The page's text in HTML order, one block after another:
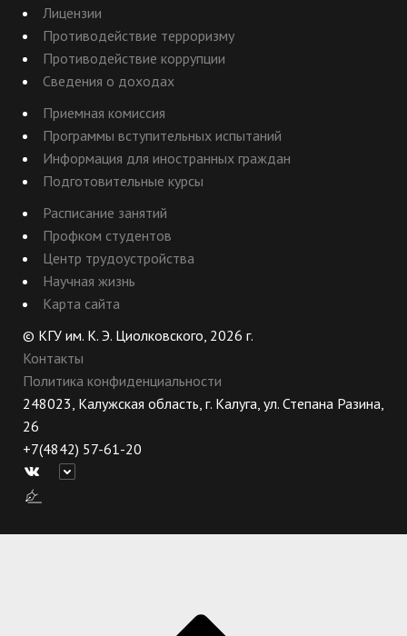
Лицензии
Противодействие терроризму
Противодействие коррупции
Сведения о доходах
Приемная комиссия
Программы вступительных испытаний
Информация для иностранных граждан
Подготовительные курсы
Расписание занятий
Профком студентов
Центр трудоустройства
Научная жизнь
Карта сайта
© КГУ им. К. Э. Циолковского, 2026 г.
Контакты
Политика конфиденциальности
248023, Калужская область, г. Калуга, ул. Степана Разина,
26
+7(4842) 57-61-20